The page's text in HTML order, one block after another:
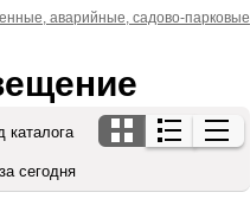
аварийные, садово-парковые
сегодня